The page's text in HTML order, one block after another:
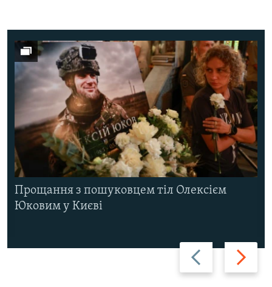
Назад Вперед
Прощання з пошуковцем тіл Олексієм
Юковим у Києві